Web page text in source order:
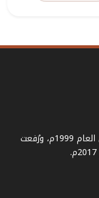
تأسست جامعة النيل الأبيض ككلية خاصة في العام 1999م، ورُفعت